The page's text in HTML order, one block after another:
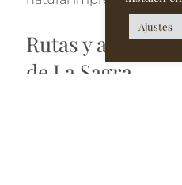
Rutas y
de La Sagra
Ajustes